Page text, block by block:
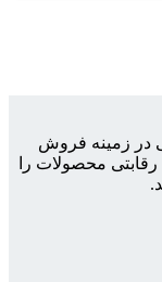
در زمینه فروش
محصولات را